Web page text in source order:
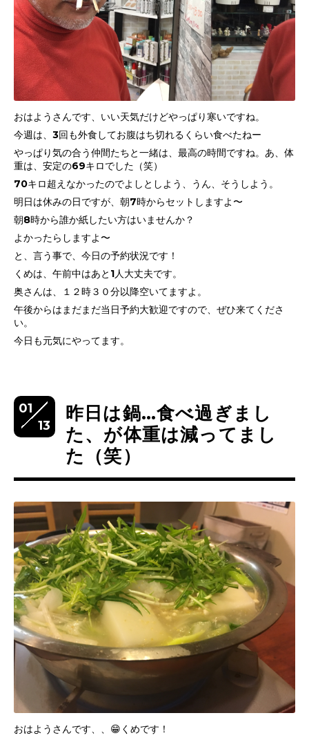
おはようさんです、いい天気だけどやっぱり寒いですね。
今週は、3回も外食してお腹はち切れるくらい食べたねー
やっぱり気の合う仲間たちと一緒は、最高の時間ですね。あ、体
重は、安定の69キロでした（笑）
70キロ超えなかったのでよしとしよう、うん、そうしよう。
明日は休みの日ですが、朝7時からセットしますよ〜
朝8時から誰か紙したい方はいませんか？
よかったらしますよ〜
と、言う事で、今日の予約状況です！
くめは、午前中はあと1人大丈夫です。
奥さんは、１２時３０分以降空いてますよ。
午後からはまだまだ当日予約大歓迎ですので、ぜひ来てくださ
い。
今日も元気にやってます。
01
13
昨日は鍋…食べ過ぎまし
た、が体重は減ってまし
た（笑）
おはようさんです、、😁くめです！